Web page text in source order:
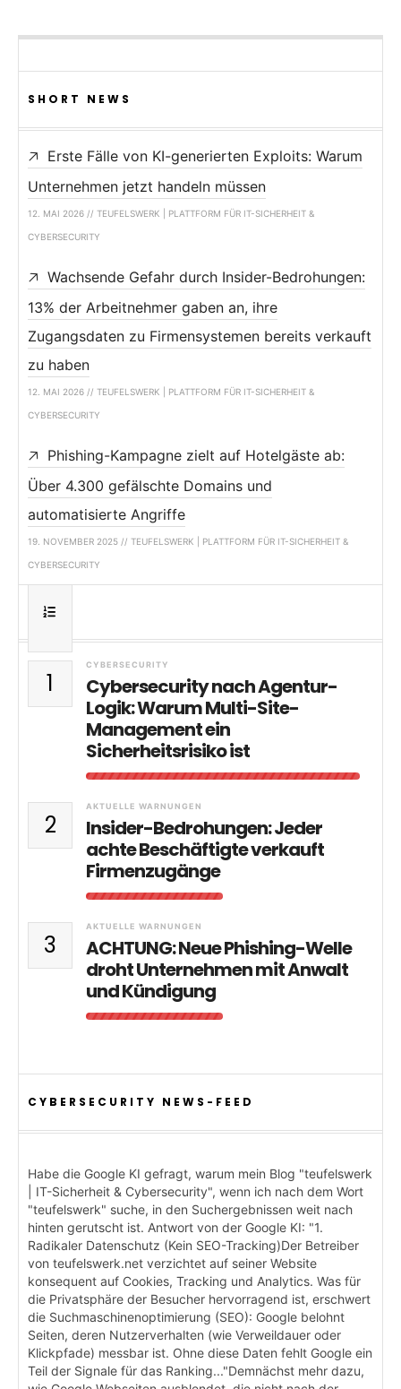
SHORT NEWS
Erste Fälle von KI-generierten Exploits: Warum
Unternehmen jetzt handeln müssen
12. MAI 2026 // TEUFELSWERK | PLATTFORM FÜR IT-SICHERHEIT &
CYBERSECURITY
Wachsende Gefahr durch Insider-Bedrohungen:
13% der Arbeitnehmer gaben an, ihre
Zugangsdaten zu Firmensystemen bereits verkauft
zu haben
12. MAI 2026 // TEUFELSWERK | PLATTFORM FÜR IT-SICHERHEIT &
CYBERSECURITY
Phishing-Kampagne zielt auf Hotelgäste ab:
Über 4.300 gefälschte Domains und
automatisierte Angriffe
19. NOVEMBER 2025 // TEUFELSWERK | PLATTFORM FÜR IT-SICHERHEIT &
CYBERSECURITY
1
CYBERSECURITY
Cybersecurity nach Agentur-
Logik: Warum Multi-Site-
Management ein
Sicherheitsrisiko ist
2
AKTUELLE WARNUNGEN
Insider-Bedrohungen: Jeder
achte Beschäftigte verkauft
Firmenzugänge
3
AKTUELLE WARNUNGEN
ACHTUNG: Neue Phishing-Welle
droht Unternehmen mit Anwalt
und Kündigung
CYBERSECURITY NEWS-FEED
Habe die Google KI gefragt, warum mein Blog "teufelswerk
| IT-Sicherheit & Cybersecurity", wenn ich nach dem Wort
"teufelswerk" suche, in den Suchergebnissen weit nach
hinten gerutscht ist. Antwort von der Google KI: "1.
Radikaler Datenschutz (Kein SEO-Tracking)Der Betreiber
von teufelswerk.net verzichtet auf seiner Website
konsequent auf Cookies, Tracking und Analytics. Was für
die Privatsphäre der Besucher hervorragend ist, erschwert
die Suchmaschinenoptimierung (SEO): Google belohnt
Seiten, deren Nutzerverhalten (wie Verweildauer oder
Klickpfade) messbar ist. Ohne diese Daten fehlt Google ein
Teil der Signale für das Ranking..."Demnächst mehr dazu,